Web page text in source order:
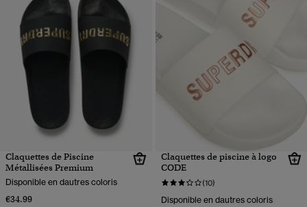
Claquettes de Piscine
Métallisées Premium
Disponible en dautres coloris
€34.99
Claquettes de piscine à logo
CODE
(10)
Disponible en dautres coloris